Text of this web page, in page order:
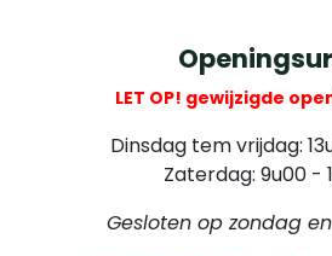
LET OP! gewijzigde
Dinsdag tem vrijdag:
Zaterdag: 9u00 -
Gesloten op zondag